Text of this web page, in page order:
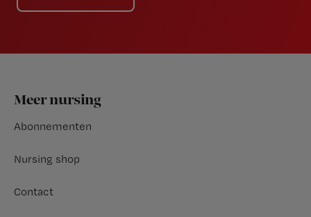
Footer
Meer nursing
Abonnementen
Nursing shop
Contact